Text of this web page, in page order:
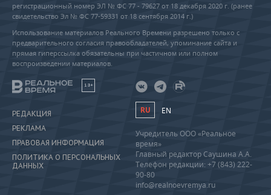
регистрационный номер ЭЛ № ФС 77 - 79627 от 18 декабря 2020 г. (ранее
свидетельство Эл № ФС 77-59331 от 18 сентября 2014 г.)
Использование материалов Реального Времени разрешено только с
предварительного согласия правообладателей, упоминание сайта и
прямая гиперссылка обязательны при частичном или полном
воспроизведении материалов.
18+
РЕДАКЦИЯ
РЕКЛАМА
ПРАВОВАЯ ИНФОРМАЦИЯ
ПОЛИТИКА О ПЕРСОНАЛЬНЫХ
ДАННЫХ
RU EN
Учредитель ООО «Реальное
время»
Главный редактор Саушина А.А.
Телефон редакции: +7 (843) 222-
90-80
info@realnoevremya.ru